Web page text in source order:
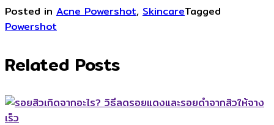
Posted in Acne Powershot, SkincareTagged
Powershot
Related Posts